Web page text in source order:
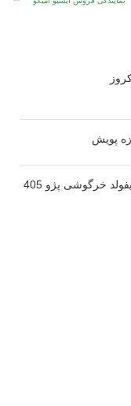
سنسور فشار (مپ سنسور) منیفولد خرگوشی پژو 405